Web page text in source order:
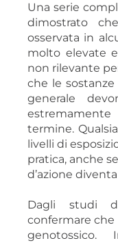
Una serie
dimostrato
osservata in
molto elevate
non rilevante
che le
generale
termine.
livelli di
pratica, anche
d’azione
Dagli studi
confermare che